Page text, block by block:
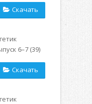
Скачать
6–7 (39)
Скачать